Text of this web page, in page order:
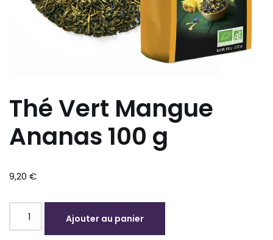
Thé Vert Mangue
Ananas 100 g
9,20 €
Ajouter au panier